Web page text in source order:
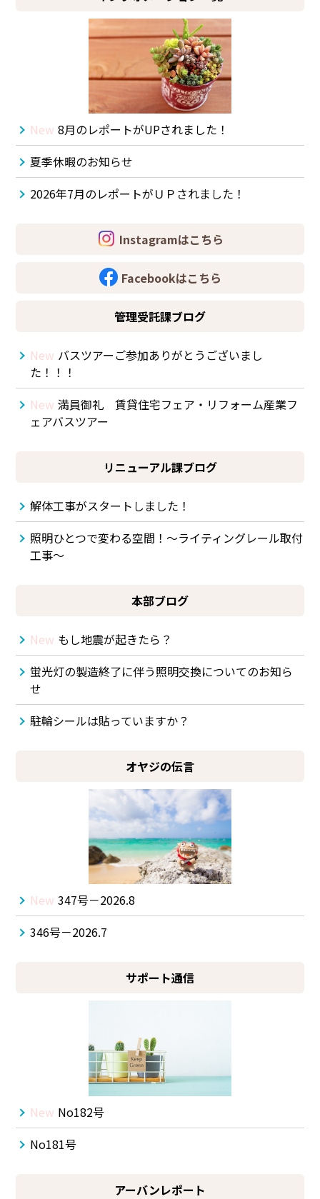
New 8月のレポートがUPされました！
夏季休暇のお知らせ
2026年7月のレポートがＵＰされました！
Instagramはこちら
Facebookはこちら
管理受託課ブログ
New バスツアーご参加ありがとうございまし
た！！！
New 満員御礼 賃貸住宅フェア・リフォーム産業フ
ェアバスツアー
リニューアル課ブログ
解体工事がスタートしました！
照明ひとつで変わる空間！～ライティングレール取付
工事～
本部ブログ
New もし地震が起きたら？
蛍光灯の製造終了に伴う照明交換についてのお知ら
せ
駐輪シールは貼っていますか？
オヤジの伝言
New 347号－2026.8
346号－2026.7
サポート通信
New No182号
No181号
アーバンレポート